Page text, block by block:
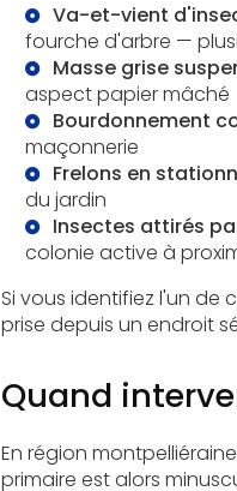
Va-et-vient
fourche d'arbre —
Masse grise
aspect papier mâché
Bourdonnement
maçonnerie
Frelons en
du jardin
Insectes attirés
colonie active à
Si vous identifiez l'un de
prise depuis un endroit
Quand
En région
primaire est alors